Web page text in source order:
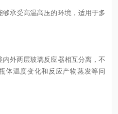
承受高温高压的环境，适用于多
外两层玻璃反应器相互分离，不
体温度变化和反应产物蒸发等问